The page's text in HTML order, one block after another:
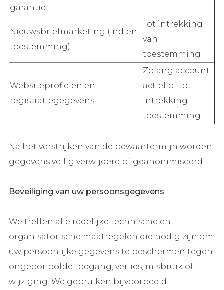
garantie
Nieuwsbriefmarketing (indien
toestemming)
Tot intrekking
van
toestemming
Websiteprofielen en
registratiegegevens
Zolang account
actief of tot
intrekking
toestemming
Na het verstrijken van de bewaartermijn worden
gegevens veilig verwijderd of geanonimiseerd.
Beveiliging van uw persoonsgegevens
We treffen alle redelijke technische en
organisatorische maatregelen die nodig zijn om
uw persoonlijke gegevens te beschermen tegen
ongeoorloofde toegang, verlies, misbruik of
wijziging. We gebruiken bijvoorbeeld